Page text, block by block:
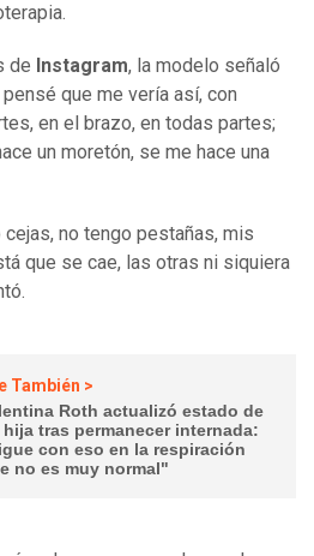
de Instagram, la modelo señaló
que me vería así, con
en el brazo, en todas partes;
un moretón, se me hace una
no tengo pestañas, mis
que se cae, las otras ni siquiera
También >
Roth actualizó estado de
hija tras permanecer internada:
con eso en la respiración
no es muy normal"